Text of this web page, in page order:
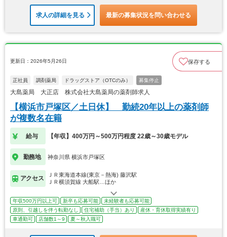
求人の詳細を見る 最新の募集状況を問い合わせる
更新日：2026年5月26日 保存する
正社員 調剤薬局 ドラッグストア（OTCのみ） 募集停止
大島薬局 大正店 株式会社大島薬局の薬剤師求人
【横浜市戸塚区／土日休】 勤続20年以上の薬剤師
が複数名在籍
給与 【年収】400万円～500万円程度 22歳～30歳モデル
勤務地 神奈川県 横浜市戸塚区
アクセス
ＪＲ東海道本線(東京－熱海) 藤沢駅
ＪＲ横須賀線 大船駅…ほか
年収500万円以上可 新卒も応募可能
未経験者も応募可能
原則、引越しを伴う転勤なし
住宅補助（手当）あり
産休・育休取得実績有り
車通勤可
店舗数1～9 夏～秋入職可